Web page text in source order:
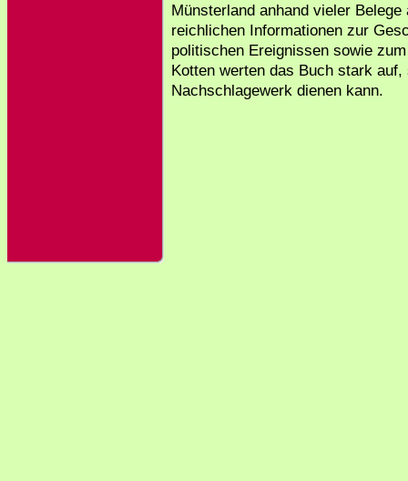
Münsterland anhand vieler
reichlichen Informationen zur
politischen Ereignissen sowie
Kotten werten das Buch stark
Nachschlagewerk dienen kann.